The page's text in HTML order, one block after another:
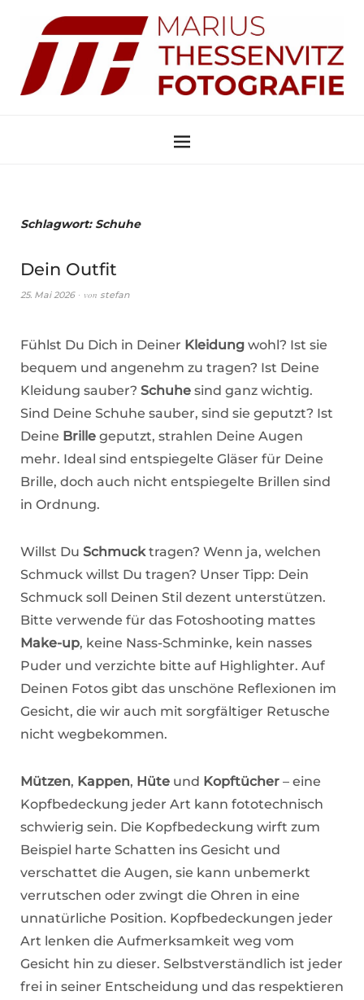
Schlagwort: Schuhe
Dein Outfit
25. Mai 2026 von stefan
Fühlst Du Dich in Deiner Kleidung wohl? Ist sie
bequem und angenehm zu tragen? Ist Deine
Kleidung sauber? Schuhe sind ganz wichtig.
Sind Deine Schuhe sauber, sind sie geputzt? Ist
Deine Brille geputzt, strahlen Deine Augen
mehr. Ideal sind entspiegelte Gläser für Deine
Brille, doch auch nicht entspiegelte Brillen sind
in Ordnung.
Willst Du Schmuck tragen? Wenn ja, welchen
Schmuck willst Du tragen? Unser Tipp: Dein
Schmuck soll Deinen Stil dezent unterstützen.
Bitte verwende für das Fotoshooting mattes
Make-up, keine Nass-Schminke, kein nasses
Puder und verzichte bitte auf Highlighter. Auf
Deinen Fotos gibt das unschöne Reflexionen im
Gesicht, die wir auch mit sorgfältiger Retusche
nicht wegbekommen.
Mützen, Kappen, Hüte und Kopftücher – eine
Kopfbedeckung jeder Art kann fototechnisch
schwierig sein. Die Kopfbedeckung wirft zum
Beispiel harte Schatten ins Gesicht und
verschattet die Augen, sie kann unbemerkt
verrutschen oder zwingt die Ohren in eine
unnatürliche Position. Kopfbedeckungen jeder
Art lenken die Aufmerksamkeit weg vom
Gesicht hin zu dieser. Selbstverständlich ist jeder
frei in seiner Entscheidung und das respektieren